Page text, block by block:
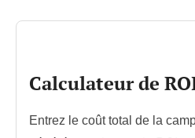
Calculateur de
Entrez le coût total de la